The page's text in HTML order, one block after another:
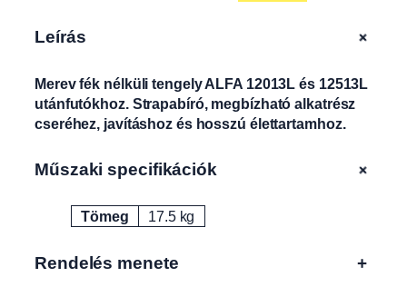
A
2
,
1
Leírás +
Merev fék nélküli tengely ALFA 12013L és 12513L
utánfutókhoz. Strapabíró, megbízható alkatrész
cseréhez, javításhoz és hosszú élettartamhoz.
Műszaki specifikációk +
Attribútumok Érték
Tömeg 17.5 kg
Rendelés menete +